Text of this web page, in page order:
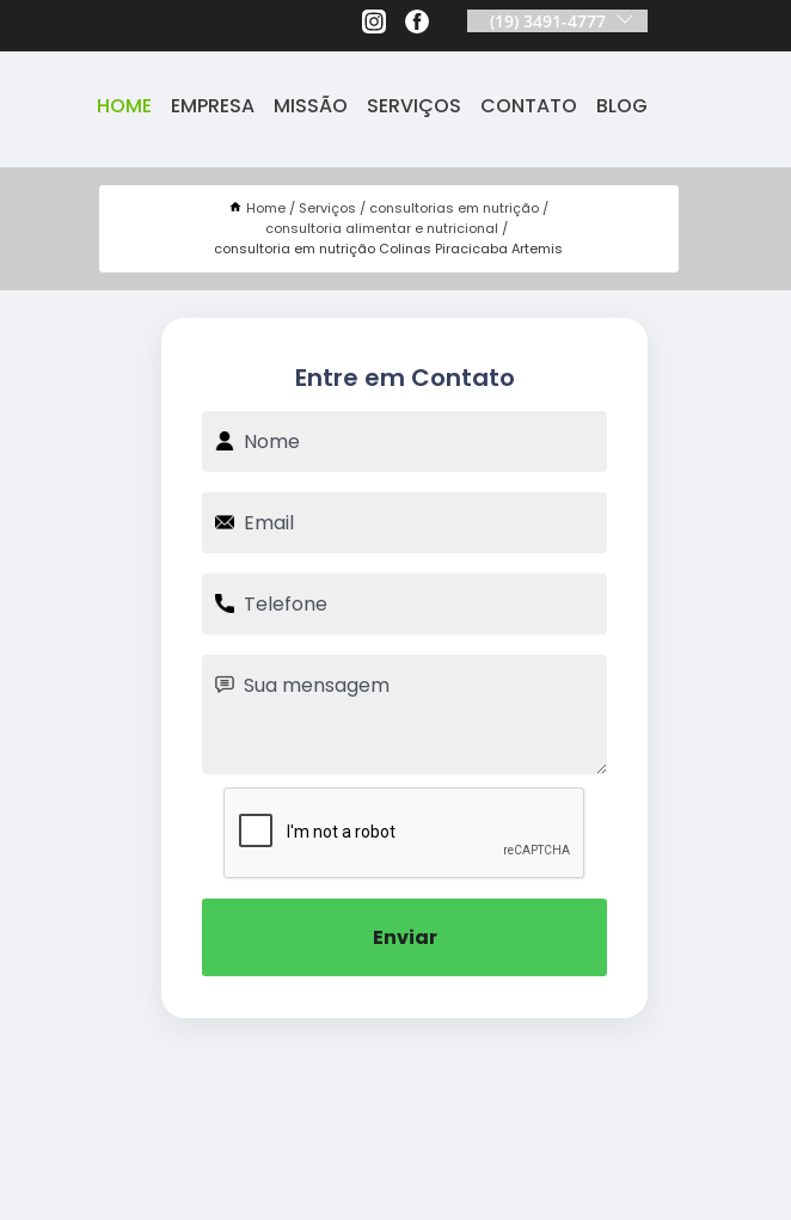
(19) 3491-4777
HOME EMPRESA MISSÃO SERVIÇOS CONTATO BLOG
Home Serviços
consultorias em nutrição
consultoria alimentar e nutricional
consultoria em nutrição Colinas Piracicaba Artemis
Entre em Contato
Enviar